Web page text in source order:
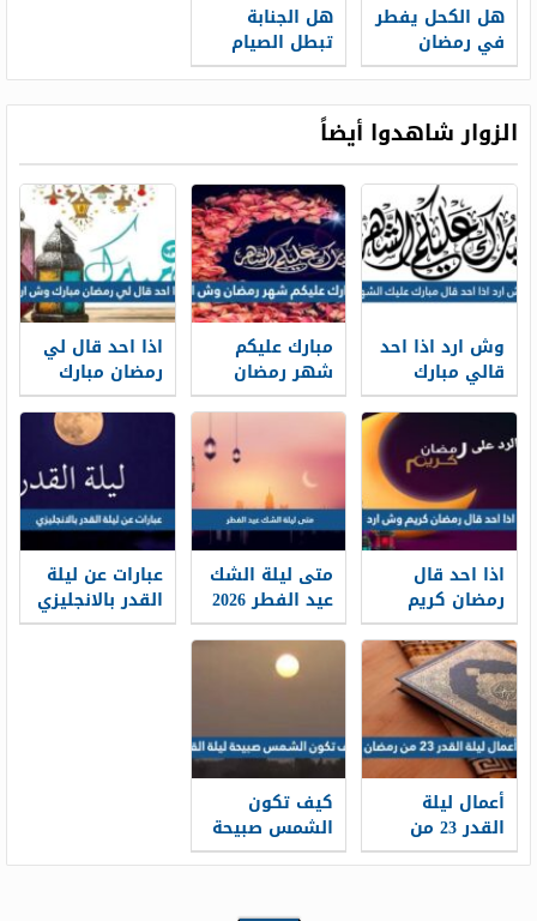
هل الكحل يفطر
في رمضان
هل الجنابة
تبطل الصيام
الزوار شاهدوا أيضاً
وش ارد اذا احد
قالي مبارك
عليك الشهر
مبارك عليكم
شهر رمضان
وش ارد
اذا احد قال لي
رمضان مبارك
وش ارد
اذا احد قال
رمضان كريم
وش ارد
متى ليلة الشك
عيد الفطر 2026
عبارات عن ليلة
القدر بالانجليزي
2026 اقوال عن
أعمال ليلة
القدر 23 من
رمضان مفاتيح
كيف تكون
الشمس صبيحة
ليلة القدر